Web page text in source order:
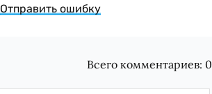
Отправить ошибку
Всего комментариев: 0